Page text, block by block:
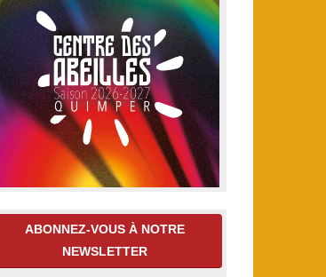
ABONNEZ-VOUS À NOTRE
NEWSLETTER